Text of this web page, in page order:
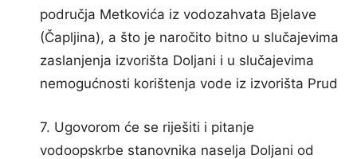
područja Metkovića iz vodozahvata Bjelave
(Čapljina), a što je naročito bitno u slučajevima
zaslanjenja izvorišta Doljani i u slučajevima
nemogućnosti korištenja vode iz izvorišta Prud
7. Ugovorom će se riješiti i pitanje
vodoopskrbe stanovnika naselja Doljani od